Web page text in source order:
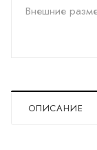
Внешние
ОПИСАНИЕ